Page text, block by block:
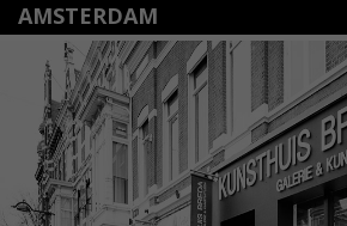
AMSTERDAM
Amstelveenseweg 135
1075 VX Amsterdam
+31 (0)20 2332546
info@kunsthuisamsterdam.nl
Lees meer